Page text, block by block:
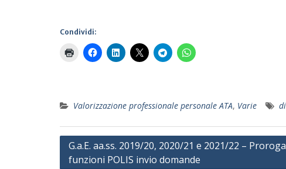
Condividi:
Valorizzazione professionale personale ATA, Varie
Navigazione
articoli
G.a.E. aa.ss. 2019/20, 2020/21 e 2021/22 – Proroga
funzioni POLIS invio domande